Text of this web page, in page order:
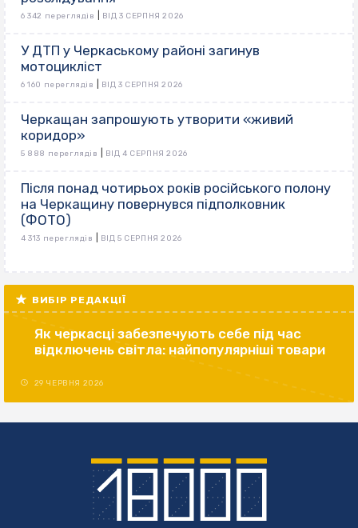
6 342 переглядів ВІД 3 СЕРПНЯ 2026
У ДТП у Черкаському районі загинув
мотоцикліст
6 160 переглядів ВІД 3 СЕРПНЯ 2026
Черкащан запрошують утворити «живий
коридор»
5 888 переглядів ВІД 4 СЕРПНЯ 2026
Після понад чотирьох років російського полону
на Черкащину повернувся підполковник
(ФОТО)
4 313 переглядів ВІД 5 СЕРПНЯ 2026
ВИБІР РЕДАКЦІЇ
Як черкасці забезпечують себе під час
відключень світла: найпопулярніші товари
29 ЧЕРВНЯ 2026